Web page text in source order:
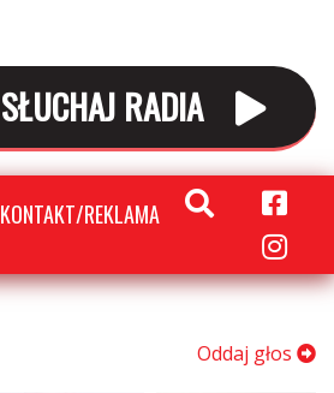
SŁUCHAJ RADIA
KONTAKT/REKLAMA
Oddaj głos